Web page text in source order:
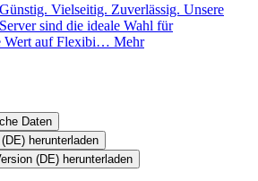
Günstig. Vielseitig. Zuverlässig. Unsere
sind die ideale Wahl für
Wert auf Flexibi… Mehr
Daten
herunterladen
(DE) herunterladen